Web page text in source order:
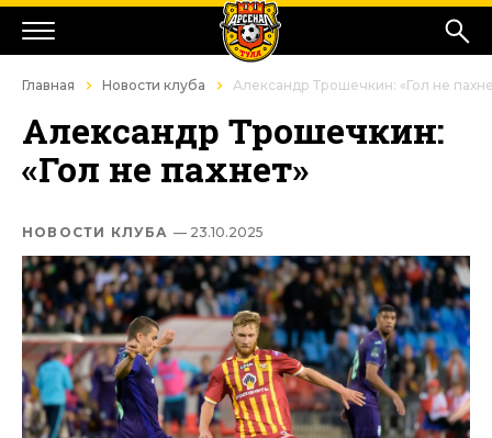
Главная Новости клуба Александр Трошечкин: «Гол не
Александр Трошечкин:
«Гол не пахнет»
НОВОСТИ КЛУБА — 23.10.2025